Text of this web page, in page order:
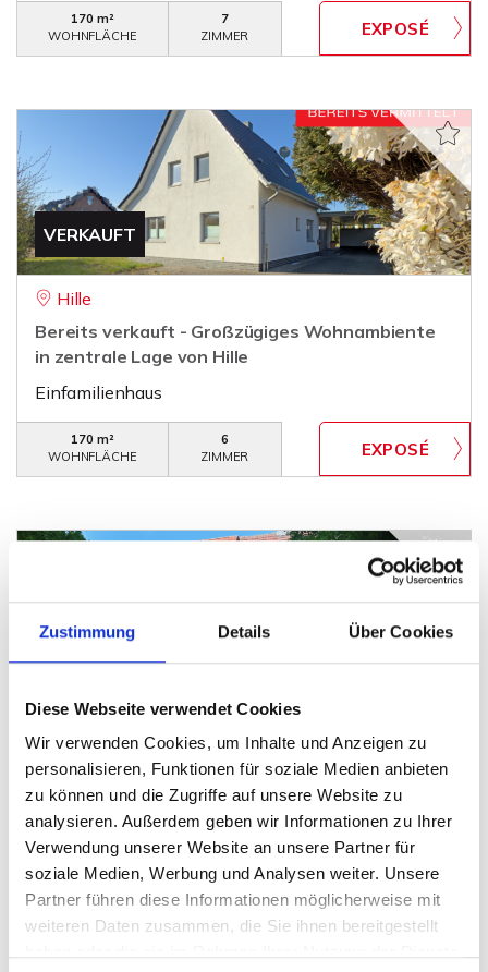
Zustimmung Details Über Cookies
Diese Webseite verwendet Cookies
Wir verwenden Cookies, um Inhalte und Anzeigen zu
personalisieren, Funktionen für soziale Medien anbieten
zu können und die Zugriffe auf unsere Website zu
analysieren. Außerdem geben wir Informationen zu Ihrer
Verwendung unserer Website an unsere Partner für
soziale Medien, Werbung und Analysen weiter. Unsere
Partner führen diese Informationen möglicherweise mit
weiteren Daten zusammen, die Sie ihnen bereitgestellt
170 m²
WOHNFLÄCHE
7
ZIMMER
VERKAUFT
Hille
Bereits verkauft - Großzügiges Wohnambiente
in zentrale Lage von Hille
Einfamilienhaus
170 m²
WOHNFLÄCHE
6
ZIMMER
Hille
Großzügiges Wohnhaus mit Charme in idyllischer
Lage
Einfamilienhaus
206 m²
WOHNFLÄCHE
ZIMMER